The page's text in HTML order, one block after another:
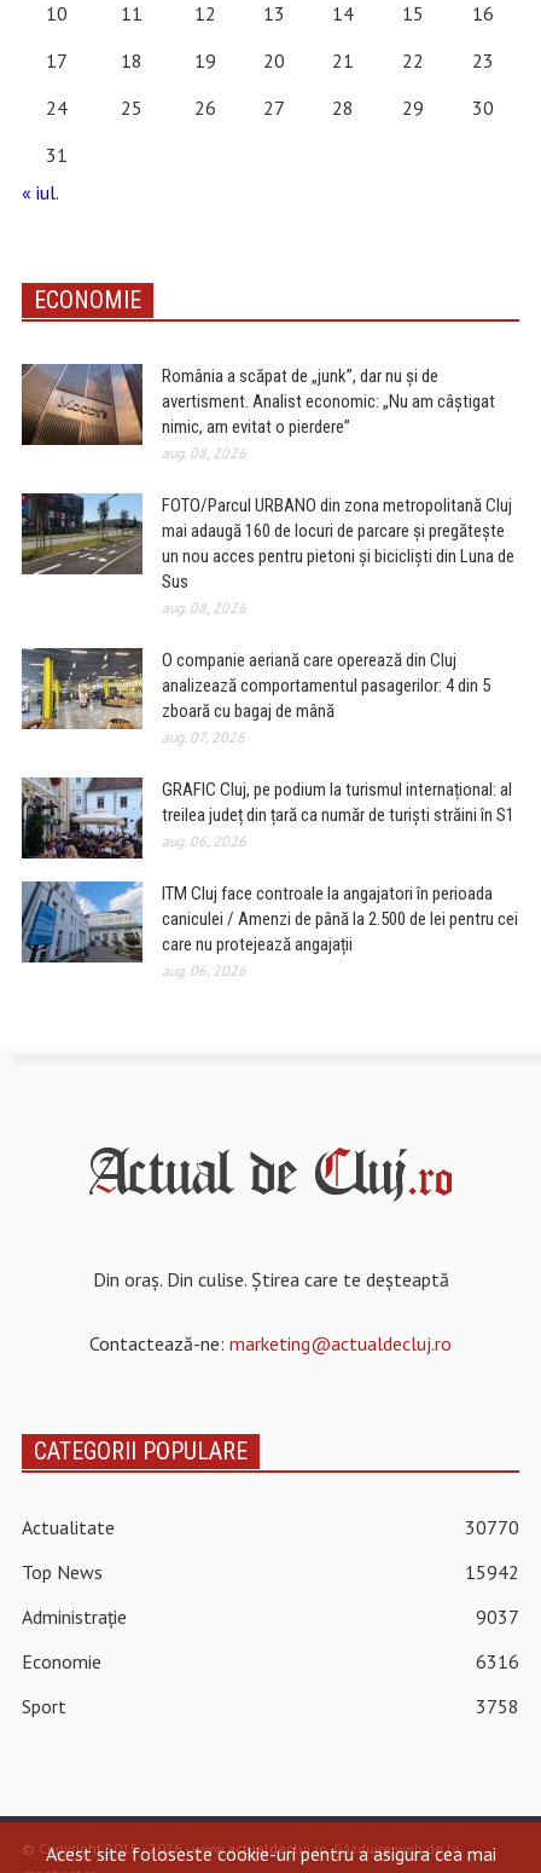
10
11 12 13 14 15
16
17
18 19 20 21 22
23
24
25 26 27 28 29
30
31
« iul.
ECONOMIE
România a scăpat de „junk”, dar nu și de
avertisment. Analist economic: „Nu am câștigat
nimic, am evitat o pierdere”
aug. 08, 2026
FOTO/Parcul URBANO din zona metropolitană Cluj
mai adaugă 160 de locuri de parcare și pregătește
un nou acces pentru pietoni și bicicliști din Luna de
Sus
aug. 08, 2026
O companie aeriană care operează din Cluj
analizează comportamentul pasagerilor: 4 din 5
zboară cu bagaj de mână
aug. 07, 2026
GRAFIC Cluj, pe podium la turismul internațional: al
treilea județ din țară ca număr de turiști străini în S1
aug. 06, 2026
ITM Cluj face controale la angajatori în perioada
caniculei / Amenzi de până la 2.500 de lei pentru cei
care nu protejează angajații
aug. 06, 2026
Din oraș. Din culise. Știrea care te deșteaptă
Contactează-ne: marketing@actualdecluj.ro
CATEGORII POPULARE
Actualitate
30770
Top News
15942
Administrație
9037
Economie
6316
Sport
3758
© Copyright 2015 - 2026 - www.actualdecluj.ro.Găzduire web de la
Acest site foloseste cookie-uri pentru a asigura cea mai